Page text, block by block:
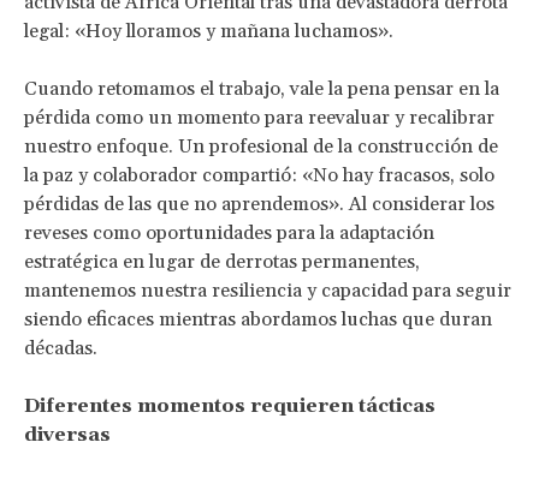
legal: «Hoy lloramos y mañana luchamos».
Cuando retomamos el trabajo, vale la pena pensar en la
pérdida como un momento para reevaluar y recalibrar
nuestro enfoque. Un profesional de la construcción de
la paz y colaborador compartió: «No hay fracasos, solo
pérdidas de las que no aprendemos». Al considerar los
reveses como oportunidades para la adaptación
estratégica en lugar de derrotas permanentes,
mantenemos nuestra resiliencia y capacidad para seguir
siendo eficaces mientras abordamos luchas que duran
décadas.
Diferentes momentos requieren tácticas
diversas